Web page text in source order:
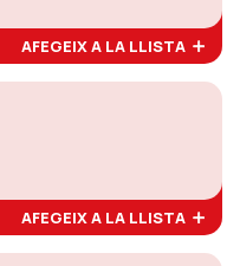
AFEGEIX A LA LLISTA
AFEGEIX A LA LLISTA